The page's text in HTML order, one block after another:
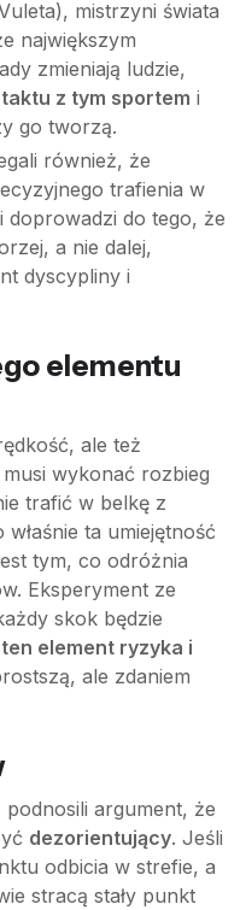
mistrzyni świata
największym
zmieniają ludzie,
z tym sportem i
go tworzą.
również, że
trafienia w
i doprowadzi do tego, że
a nie dalej,
dyscypliny i
elementu
ale też
wykonać rozbieg
trafić w belkę z
właśnie ta umiejętność
tym, co odróżnia
Eksperyment ze
skok będzie
ten element ryzyka i
ale zdaniem
argument, że
dezorientujący. Jeśli
odbicia w strefie, a
stracą stały punkt